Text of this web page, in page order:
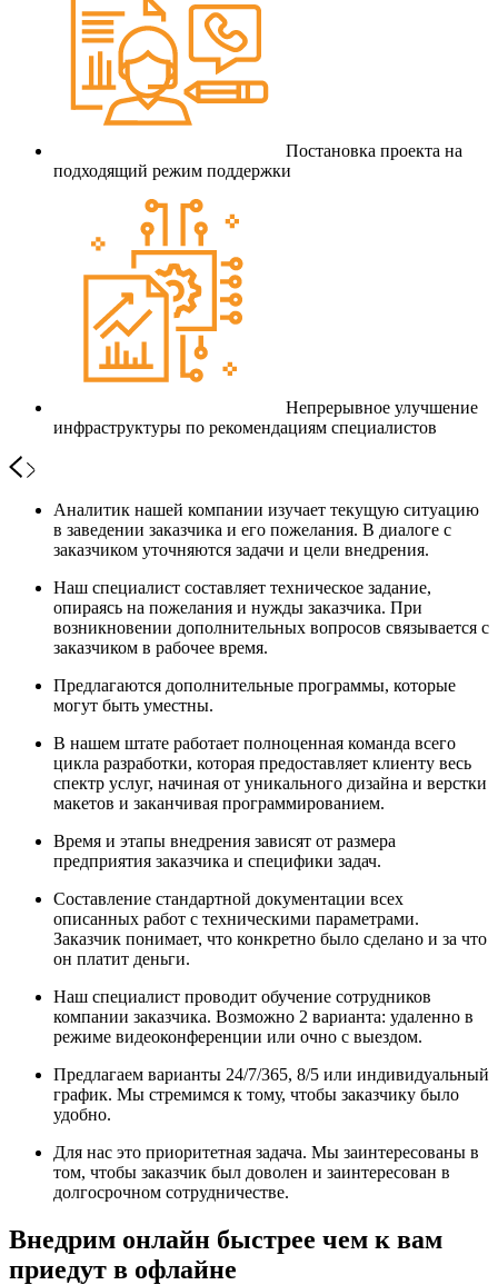
Постановка проекта на
подходящий режим поддержки
Непрерывное улучшение
инфраструктуры по рекомендациям специалистов
Аналитик нашей компании изучает текущую ситуацию
в заведении заказчика и его пожелания. В диалоге с
заказчиком уточняются задачи и цели внедрения.
Наш специалист составляет техническое задание,
опираясь на пожелания и нужды заказчика. При
возникновении дополнительных вопросов связывается с
заказчиком в рабочее время.
Предлагаются дополнительные программы, которые
могут быть уместны.
В нашем штате работает полноценная команда всего
цикла разработки, которая предоставляет клиенту весь
спектр услуг, начиная от уникального дизайна и верстки
макетов и заканчивая программированием.
Время и этапы внедрения зависят от размера
предприятия заказчика и специфики задач.
Составление стандартной документации всех
описанных работ с техническими параметрами.
Заказчик понимает, что конкретно было сделано и за что
он платит деньги.
Наш специалист проводит обучение сотрудников
компании заказчика. Возможно 2 варианта: удаленно в
режиме видеоконференции или очно с выездом.
Предлагаем варианты 24/7/365, 8/5 или индивидуальный
график. Мы стремимся к тому, чтобы заказчику было
удобно.
Для нас это приоритетная задача. Мы заинтересованы в
том, чтобы заказчик был доволен и заинтересован в
долгосрочном сотрудничестве.
Внедрим онлайн быстрее чем к вам
приедут в офлайне